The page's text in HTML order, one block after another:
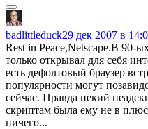
badlittleduck29 дек 2007 в
Rest in Peace,Netscape.В 90-
только открывал для себя
есть дефолтовый браузер
популярности могут
сейчас. Правда некий
скриптам была ему не в
ничего...